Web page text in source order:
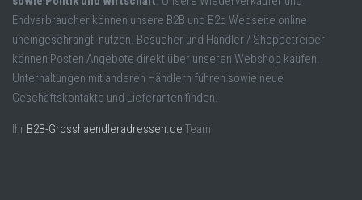
Endverbraucher können unsere B2B und B2c Webseite online
uneingeschrängt nutzen. Besucher und Händler / Shopbetreiber
können Posten Angebote direkt über unseren Webshop kaufen.
Unterhaltungen mit anderen Händlern führen sowie neue
Geschäftskontakte und Lieferanten finden.
Ihr B2B-Grosshaendleradressen.de Team